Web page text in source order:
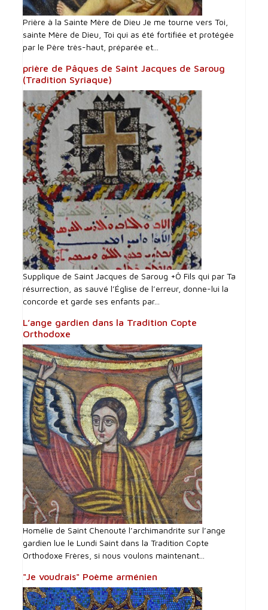
Prière à la Sainte Mère de Dieu Je me tourne vers Toi,
sainte Mère de Dieu, Toi qui as été fortifiée et protégée
par le Père très-haut, préparée et...
prière de Pâques de Saint Jacques de Saroug
(Tradition Syriaque)
Supplique de Saint Jacques de Saroug +Ô Fils qui par Ta
résurrection, as sauvé l’Église de l’erreur, donne-lui la
concorde et garde ses enfants par...
L’ange gardien dans la Tradition Copte
Orthodoxe
Homélie de Saint Chenouté l’archimandrite sur l’ange
gardien lue le Lundi Saint dans la Tradition Copte
Orthodoxe Frères, si nous voulons maintenant...
"Je voudrais" Poème arménien